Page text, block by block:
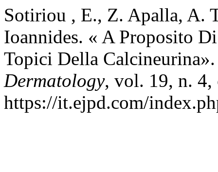
Sotiriou , E., Z. Apalla, A.
Ioannides. « A Proposito
Topici Della
Dermatology, vol. 19, n. 4,
https://it.ejpd.com/